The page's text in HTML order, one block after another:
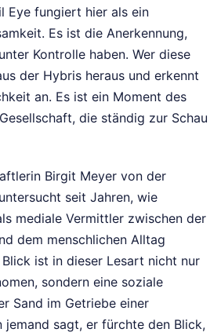
Eye fungiert hier als ein
Es ist die Anerkennung,
Kontrolle haben. Wer diese
der Hybris heraus und erkennt
an. Es ist ein Moment des
die ständig zur Schau
Birgit Meyer von der
seit Jahren, wie
mediale Vermittler zwischen der
dem menschlichen Alltag
ist in dieser Lesart nicht nur
sondern eine soziale
Sand im Getriebe einer
jemand sagt, er fürchte den Blick,